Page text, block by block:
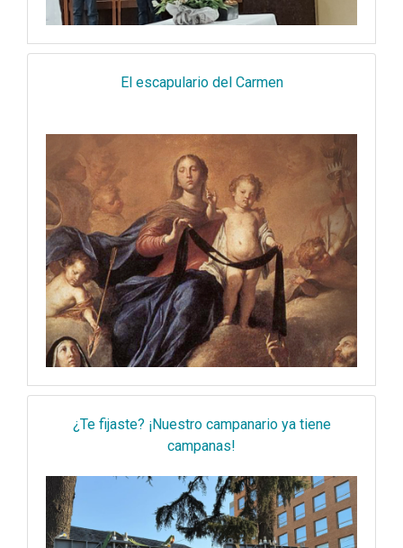
El escapulario del Carmen
¿Te fijaste? ¡Nuestro campanario ya tiene
campanas!